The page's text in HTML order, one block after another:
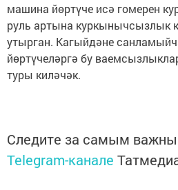
машина йөртүче исә гомерен
руль артына куркынычсызлык
утырган. Кагыйдәне
йөртүчеләргә бу
туры киләчәк.
Следите за самым
Telegram-канале